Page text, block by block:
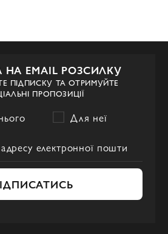
НА EMAIL РОЗСИЛКУ
ПІДПИСКУ ТА ОТРИМУЙТЕ
ПРОПОЗИЦІЇ
Для неї